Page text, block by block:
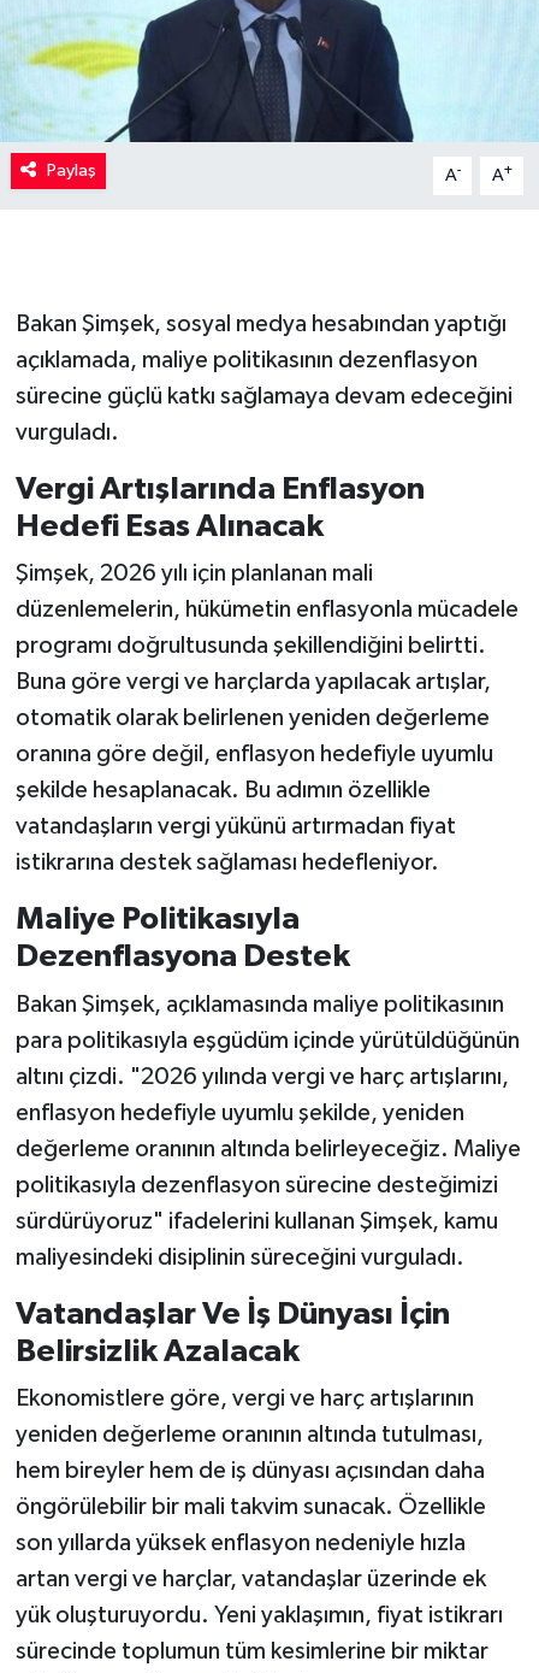
Paylaş A- A+
Bakan Şimşek, sosyal medya hesabından yaptığı
açıklamada, maliye politikasının dezenflasyon
sürecine güçlü katkı sağlamaya devam edeceğini
vurguladı.
Vergi Artışlarında Enflasyon
Hedefi Esas Alınacak
Şimşek, 2026 yılı için planlanan mali
düzenlemelerin, hükümetin enflasyonla mücadele
programı doğrultusunda şekillendiğini belirtti.
Buna göre vergi ve harçlarda yapılacak artışlar,
otomatik olarak belirlenen yeniden değerleme
oranına göre değil, enflasyon hedefiyle uyumlu
şekilde hesaplanacak. Bu adımın özellikle
vatandaşların vergi yükünü artırmadan fiyat
istikrarına destek sağlaması hedefleniyor.
Maliye Politikasıyla
Dezenflasyona Destek
Bakan Şimşek, açıklamasında maliye politikasının
para politikasıyla eşgüdüm içinde yürütüldüğünün
altını çizdi. "2026 yılında vergi ve harç artışlarını,
enflasyon hedefiyle uyumlu şekilde, yeniden
değerleme oranının altında belirleyeceğiz. Maliye
politikasıyla dezenflasyon sürecine desteğimizi
sürdürüyoruz" ifadelerini kullanan Şimşek, kamu
maliyesindeki disiplinin süreceğini vurguladı.
Vatandaşlar Ve İş Dünyası İçin
Belirsizlik Azalacak
Ekonomistlere göre, vergi ve harç artışlarının
yeniden değerleme oranının altında tutulması,
hem bireyler hem de iş dünyası açısından daha
öngörülebilir bir mali takvim sunacak. Özellikle
son yıllarda yüksek enflasyon nedeniyle hızla
artan vergi ve harçlar, vatandaşlar üzerinde ek
yük oluşturuyordu. Yeni yaklaşımın, fiyat istikrarı
sürecinde toplumun tüm kesimlerine bir miktar